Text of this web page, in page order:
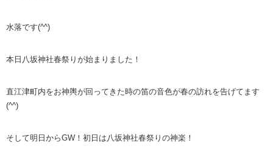
水落です(^^)
本日八坂神社春祭りが始まりました！
直江津町内をお神輿が回ってきた時の笛の音色が春の訪れを告げてます
(^^)
そして明日からGW！初日は八坂神社春祭りの神楽！